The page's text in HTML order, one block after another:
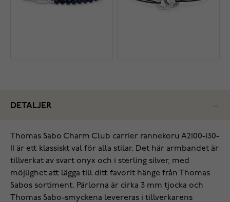
DETALJER
Thomas Sabo Charm Club carrier rannekoru A2100-130-
11 är ett klassiskt val för alla stilar. Det här armbandet är
tillverkat av svart onyx och i sterling silver, med
möjlighet att lägga till ditt favorit hänge från Thomas
Sabos sortiment. Pärlorna är cirka 3 mm tjocka och
Thomas Sabo-smyckena levereras i tillverkarens